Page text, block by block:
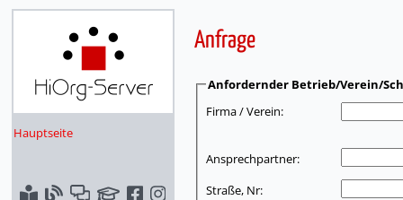
Hauptseite
Anfrage
Anfordernder Betrieb/Verein/
Firma / Verein:
Ansprechpartner:
Straße, Nr: